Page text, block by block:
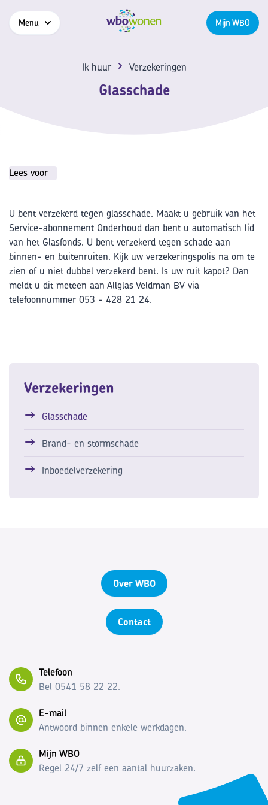
Menu Mijn WBO
Ik huur Verzekeringen
Glasschade
Lees voor
U bent verzekerd tegen glasschade. Maakt u gebruik van het
Service-abonnement Onderhoud dan bent u automatisch lid
van het Glasfonds. U bent verzekerd tegen schade aan
binnen- en buitenruiten. Kijk uw verzekeringspolis na om te
zien of u niet dubbel verzekerd bent. Is uw ruit kapot? Dan
meldt u dit meteen aan Allglas Veldman BV via
telefoonnummer 053 - 428 21 24.
Verzekeringen
Glasschade
Brand- en stormschade
Inboedelverzekering
Over WBO
Contact
Telefoon
Bel 0541 58 22 22.
E-mail
Antwoord binnen enkele werkdagen.
Mijn WBO
Regel 24/7 zelf een aantal huurzaken.